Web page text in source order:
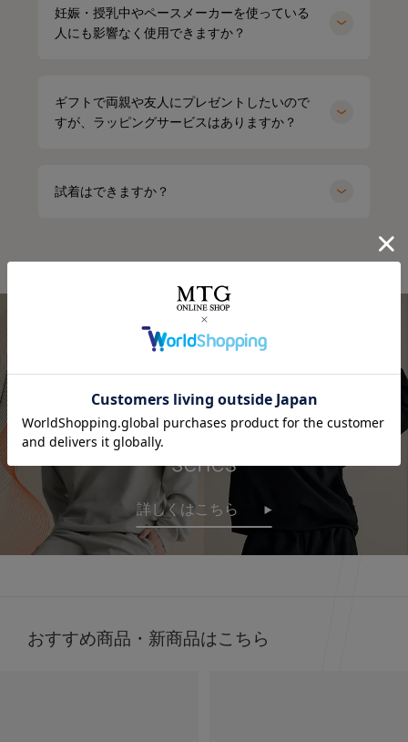
妊娠・授乳中やペースメーカーを使っている
人にも影響なく使用できますか？
ギフトで両親や友人にプレゼントしたいので
すが、ラッピングサービスはありますか？
試着はできますか？
詳しくはこちら
.
オールブラックにブルーニットで差し色に🩵
インナーの黒Tシャツは、 @sixpad_official のリカバリー
冬にも大活躍したロングスリーブ
着心地もよくて、👨とシェアして使ってる
SSは新色もでるみたい！
4/15までに予約すると、オリジナルアイテムもGETできる
#PR #SIXPAD #シックスパッド #リカバリーウェア #着る
だけで疲労回復
最近よく目にする〝リカバリーウェア〟って
今私が着ているポロシャツがそうなの❣️
【シックスパッド リカバリーウェア ポロシャツ】
何がすごいって、着るだけで血行を促進して、
質の高い疲労回復を実現する一般医療機器のウェアなんだ
よ😭🤝✨
その仕組みが、天然鉱石を練りこんだ特殊繊維、
Mediculation®️（メディキュレーション）※を使用した生
地だから🧵
って😉
おすすめ商品・新商品はこちら